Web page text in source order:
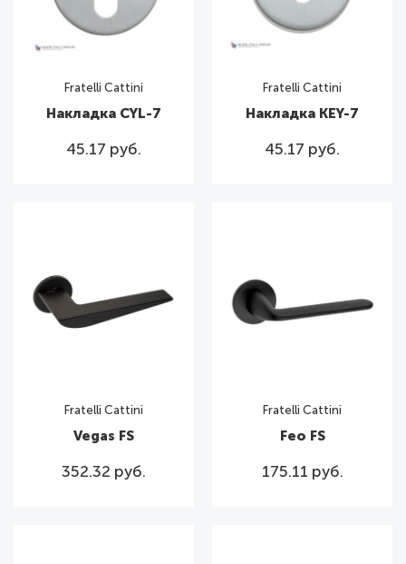
Fratelli Cattini
Накладка CYL-7
45.17 руб.
Fratelli Cattini
Накладка KEY-7
45.17 руб.
Fratelli Cattini
Vegas FS
352.32 руб.
Fratelli Cattini
Feo FS
175.11 руб.